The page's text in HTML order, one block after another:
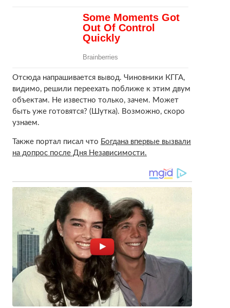
Отсюда напрашивается вывод. Чиновники КГГА,
видимо, решили переехать поближе к этим двум
объектам. Не известно только, зачем. Может
быть уже готовятся? (Шутка). Возможно, скоро
узнаем.
Также портал писал что Богдана впервые вызвали
на допрос после Дня Независимости.